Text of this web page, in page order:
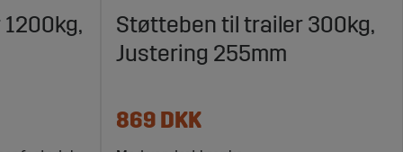
Støtteben til trailer 300kg,
Justering 255mm
869 DKK